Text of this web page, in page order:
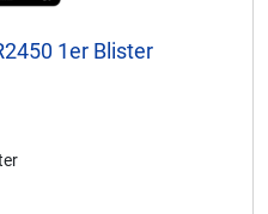
1er Blister